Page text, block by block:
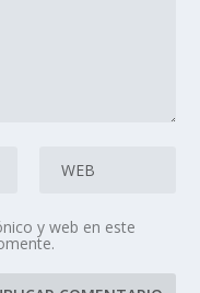
y web en este